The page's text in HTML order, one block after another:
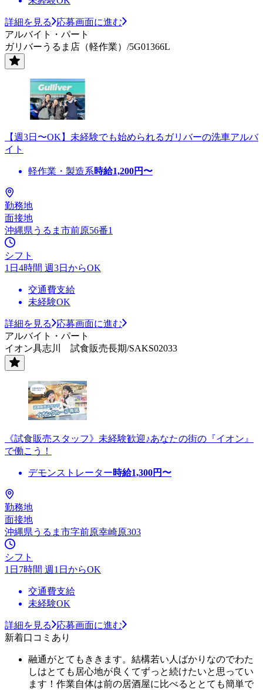
詳細を見る
応募画面に進む
アルバイト・パート
ガリバーうるま店（軽作業）/5G01366L
【週3日〜OK】未経験でも始められるガリバーの洗車アルバ
イト
軽作業・製造系時給1,200円〜
勤務地
面接地
沖縄県うるま市前原56番1
シフト
1日4時間 週3日からOK
交通費支給
未経験OK
詳細を見る
応募画面に進む
アルバイト・パート
イオン具志川 試食販売長期/SAKS02033
《試食販売スタッフ》未経験歓迎♪あなたの街の『イオン』
で働こう！
デモンストレーター時給1,300円〜
勤務地
面接地
沖縄県うるま市字前原幸崎原303
シフト
1日7時間 週1日からOK
交通費支給
未経験OK
詳細を見る
応募画面に進む
新着口コミあり
融通がとてもききます。結構若い人ばかりなのでわた
しはとても居心地が良くてずっと続けたいと思ってい
ます！作業自体は前の居酒屋に比べるととても簡単で